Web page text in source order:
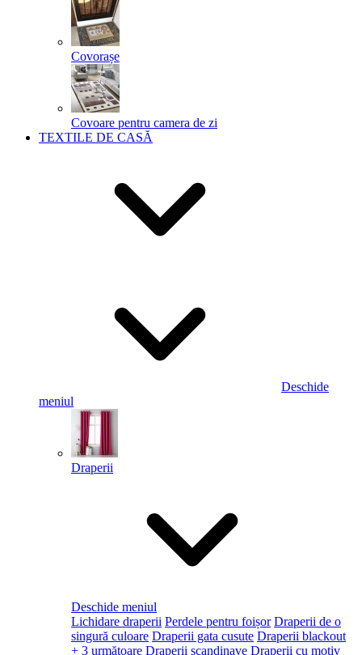
Covorașe
Covoare pentru camera de zi
TEXTILE DE CASĂ
Deschide
meniul
Draperii
Deschide meniul
Lichidare draperii Perdele pentru foișor Draperii de o
singură culoare Draperii gata cusute Draperii blackout
+ 3 următoare Draperii scandinave Draperii cu motiv